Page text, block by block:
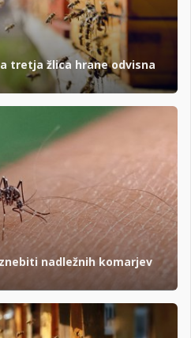
tretja žlica hrane odvisna
nadležnih komarjev